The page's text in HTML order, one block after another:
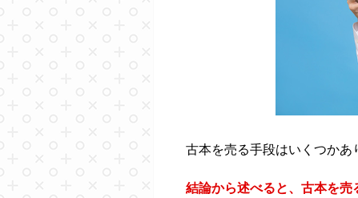
古本を売る手段はいくつかあ
結論から述べると、古本を売